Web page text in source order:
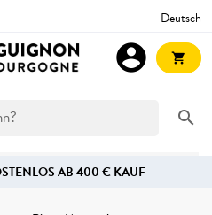
Deutsch
search
account_circle shopping_cart
AB 400 € KAUF